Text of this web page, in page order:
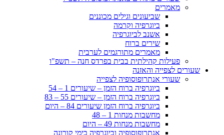
מאמרים
שביעונים וגילים מכוננים
ביוגרפיה וקרמה
אשנב לביוגרפיה
שירים ברוח
מאמרים מתורגמים לערבית
פעילות קהילתית בבית בפרדס חנה – תשפ"ו
שעורים לצפייה והאזנה
שעורי אנתרופוסופיה לצפייה
ביוגרפיה ברוח הזמן – שיעורים 1 – 54
ביוגרפיה ברוח הזמן – שיעורים 55 – 83
ביוגרפיה ברוח הזמן שיעורים 84 – היום
מחשבות מנחות 1 – 48
מחשבות מנחות 49 – היום
אנתרופוסופיה וביוגרפיה בימי קורונה